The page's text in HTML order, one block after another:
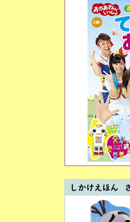
しかけえほん